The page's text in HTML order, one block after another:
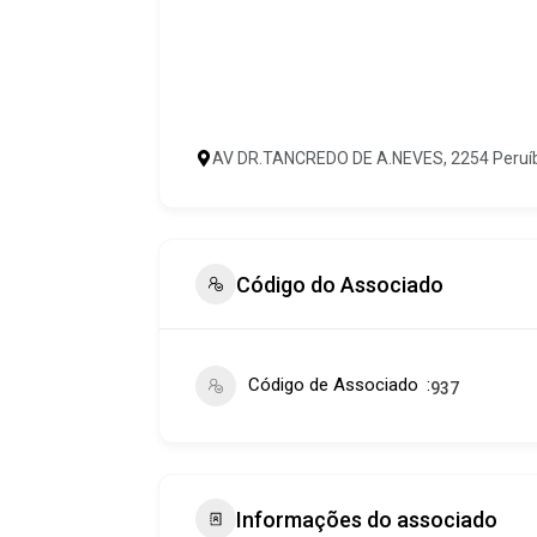
AV DR.TANCREDO DE A.NEVES, 2254
Código do Associado
Código de Associado 937
Informações do associado